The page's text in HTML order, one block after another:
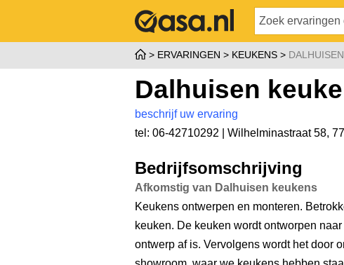
ERVARINGEN KEUKENS
Dalhuisen
beschrijf uw ervaring
tel: 06-42710292 | Wilhelminastraat 58,
Bedrijfsomschrijving
Afkomstig van Dalhuisen keukens
Keukens ontwerpen en monteren.
keuken. De keuken wordt ontworpen
ontwerp af is. Vervolgens wordt het door